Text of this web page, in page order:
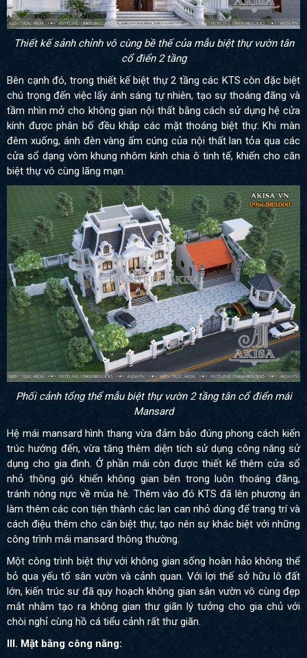
Thiết kế sảnh chỉnh vô cùng bề thế của mẫu biệt thự vườn tân
cổ điển 2 tầng
Bên cạnh đó, trong thiết kế biệt thự 2 tầng các KTS còn đặc biệt
chú trọng đến việc lấy ánh sáng tự nhiên, tạo sự thoáng đãng và
tầm nhìn mở cho không gian nội thất bằng cách sử dụng hệ cửa
kính được phân bố đều khắp các mặt thoáng biệt thự. Khi màn
đêm xuống, ánh đèn vàng ấm cúng của nội thất lan tỏa qua các
cửa sổ dạng vòm khung nhôm kính chia ô tinh tế, khiến cho căn
biệt thự vô cùng lãng mạn.
Phối cảnh tổng thể mẫu biệt thự vườn 2 tầng tân cổ điển mái
Mansard
Hệ mái mansard hình thang vừa đảm bảo đúng phong cách kiến
trúc hướng đến, vừa tăng thêm diện tích sử dụng công năng sử
dụng cho gia đình. Ở phần mái còn được thiết kế thêm cửa sổ
nhỏ thông gió khiến không gian bên trong luôn thoáng đãng,
tránh nóng nực về mùa hè. Thêm vào đó KTS đã lên phương án
làm thêm các con tiện thành các lan can nhỏ dùng để trang trí và
cách điệu thêm cho căn biệt thự, tạo nên sự khác biệt với những
công trình mái mansard thông thường.
Một công trình biệt thự với không gian sống hoàn hảo không thể
bỏ qua yếu tố sân vườn và cảnh quan. Với lợi thế sở hữu lô đất
lớn, kiến trúc sư đã quy hoạch không gian sân vườn vô cùng đẹp
mắt nhằm tạo ra không gian thư giãn lý tưởng cho gia chủ với
chòi nghỉ cùng hồ cá tiểu cảnh rất thư giãn.
III. Mặt bằng công năng: